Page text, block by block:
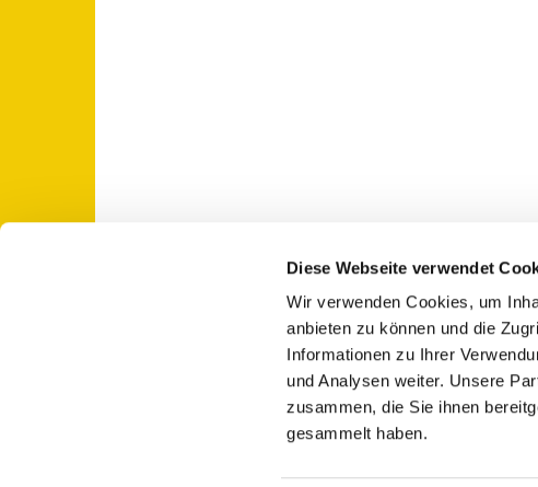
Diese Webseite verwendet
Wir verwenden Cookies, um
anbieten zu können und die
Informationen zu Ihrer
und Analysen weiter. Unsere
zusammen, die Sie ihnen
gesammelt haben.
St. Otto: Katholische Kirche Usedom-